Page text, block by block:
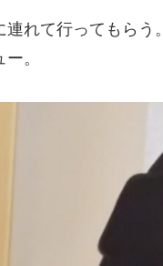
れて行ってもらう。
。